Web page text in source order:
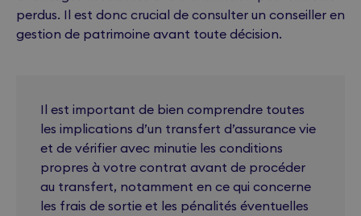
perdus. Il est donc crucial de consulter un conseiller en
gestion de patrimoine avant toute décision.
Il est important de bien comprendre toutes
les implications d’un transfert d’assurance vie
et de vérifier avec minutie les conditions
propres à votre contrat avant de procéder
au transfert, notamment en ce qui concerne
les frais de sortie et les pénalités éventuelles